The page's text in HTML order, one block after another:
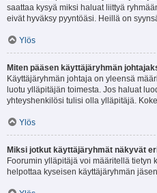
saattaa kysyä miksi haluat liittyä
eivät hyväksy pyyntöäsi. Heillä on
Ylös
Miten pääsen käyttäjäryhmän
Käyttäjäryhmän johtaja on yleensä
luotu ylläpitäjän toimesta. Jos haluat
yhteyshenkilösi tulisi olla ylläpitäjä.
Ylös
Miksi jotkut käyttäjäryhmät näkyvät
Foorumin ylläpitäjä voi määritellä tietyn
helpottaa kyseisen käyttäjäryhmän